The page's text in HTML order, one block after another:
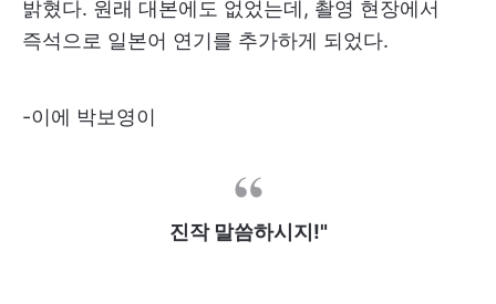
밝혔다. 원래 대본에도 없었는데, 촬영 현장에서
즉석으로 일본어 연기를 추가하게 되었다.
-이에 박보영이
진작 말씀하시지!"